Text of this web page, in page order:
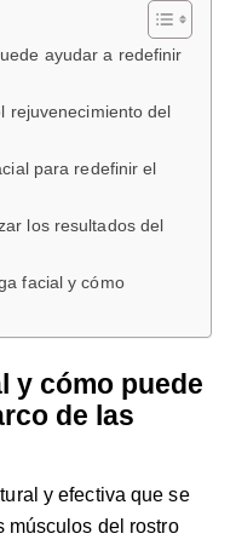
ayudar a redefinir
rejuvenecimiento del
para redefinir el
los resultados del
facial y cómo
y cómo puede
de las
y efectiva que se
músculos del rostro